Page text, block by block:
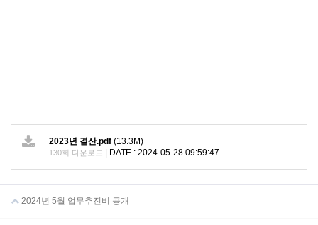
2023년 결산.pdf (13.3M)
130회 다운로드 DATE : 2024-05-28 09:59:47
2024년 5월 업무추진비 공개